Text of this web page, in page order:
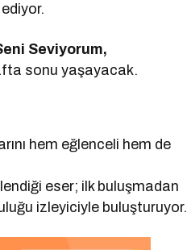
Seviyorum,
sonu yaşayacak.
hem eğlenceli hem de
eser; ilk buluşmadan
izleyiciyle buluşturuyor.